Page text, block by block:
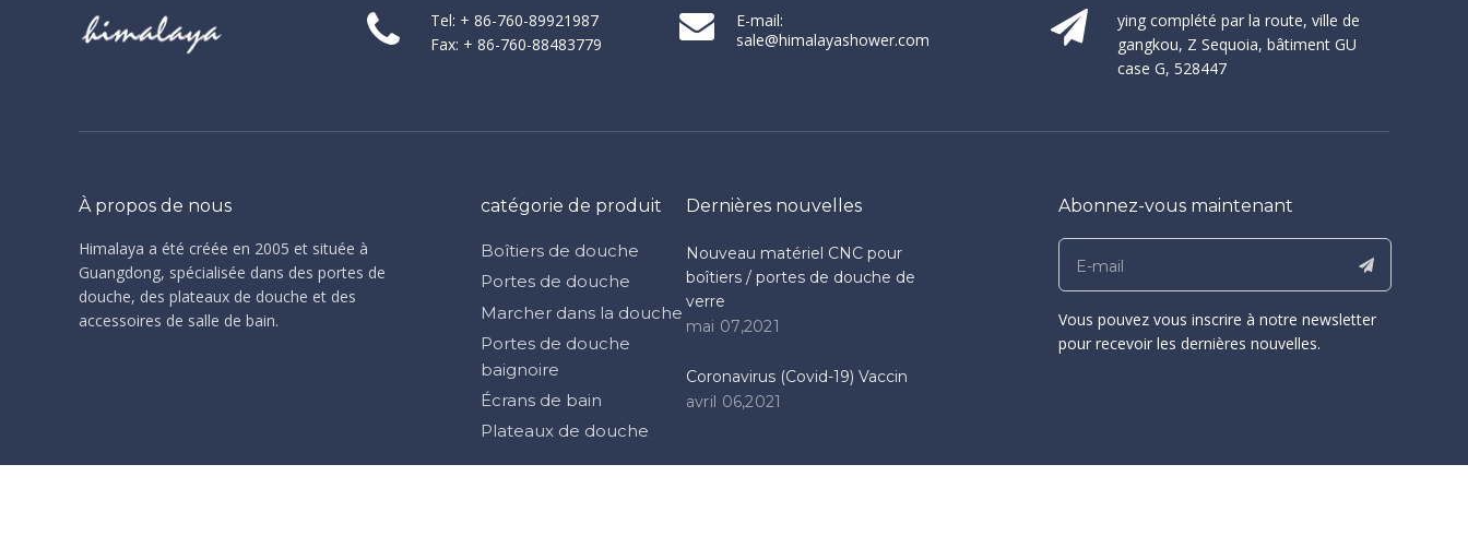
Tel: + 86-760-89921987
Fax: + 86-760-88483779
E-mail:
sale@himalayashower.com
ying complété par la route, ville de
gangkou, Z Sequoia, bâtiment GU
case G, 528447
À propos de nous
Himalaya a été créée en 2005 et située à
Guangdong, spécialisée dans des portes de
douche, des plateaux de douche et des
accessoires de salle de bain.
catégorie de produit
Boîtiers de douche
Portes de douche
Marcher dans la douche
Portes de douche
baignoire
Écrans de bain
Plateaux de douche
Dernières nouvelles
Nouveau matériel CNC pour
boîtiers / portes de douche de
verre
mai 07,2021
Coronavirus (Covid-19) Vaccin
avril 06,2021
Abonnez-vous maintenant
Vous pouvez vous inscrire à notre newsletter
pour recevoir les dernières nouvelles.